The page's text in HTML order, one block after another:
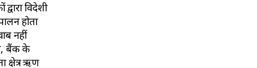
विदेशी
होता
नहीं
बैंक के
क्षेत्र ऋण